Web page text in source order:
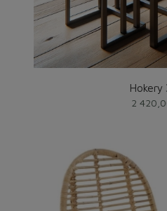
Hokery
2